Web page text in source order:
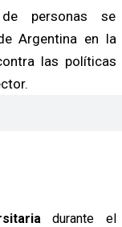
personas se
Argentina en la
las políticas
durante el